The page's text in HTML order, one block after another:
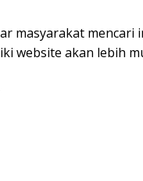
masyarakat
website akan lebih